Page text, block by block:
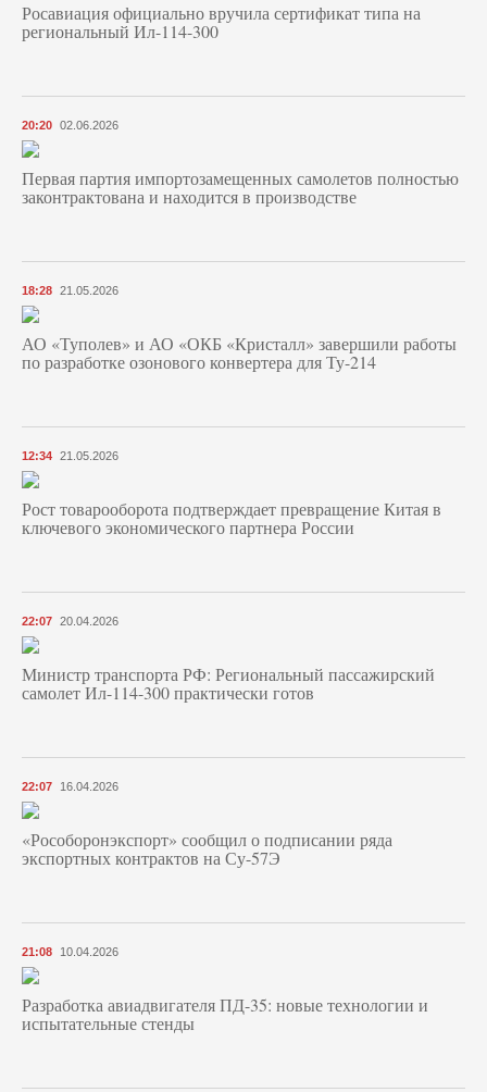
Росавиация официально вручила сертификат типа на
региональный Ил-114-300
20:20 02.06.2026
Первая партия импортозамещенных самолетов полностью
законтрактована и находится в производстве
18:28 21.05.2026
АО «Туполев» и АО «ОКБ «Кристалл» завершили работы
по разработке озонового конвертера для Ту-214
12:34 21.05.2026
Рост товарооборота подтверждает превращение Китая в
ключевого экономического партнера России
22:07 20.04.2026
Министр транспорта РФ: Региональный пассажирский
самолет Ил-114-300 практически готов
22:07 16.04.2026
«Рособоронэкспорт» сообщил о подписании ряда
экспортных контрактов на Су-57Э
21:08 10.04.2026
Разработка авиадвигателя ПД-35: новые технологии и
испытательные стенды